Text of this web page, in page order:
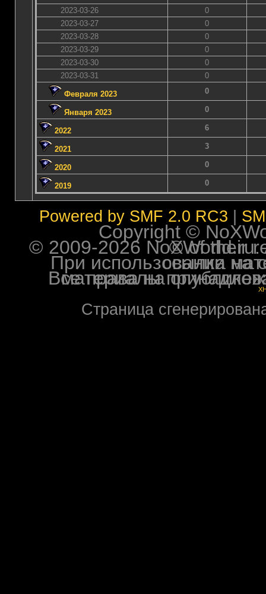
2023-03-26
0
2023-03-27
0
2023-03-28
0
2023-03-29
0
2023-03-30
0
2023-03-31
0
Февраля 2023 0
Января 2023 0
2022 6
2021 3
2020 0
2019 0
Powered by SMF 2.0 RC3
Copyright ©
© 2009-2026 NoXWorld.ru. All
При использовании
Все права на опубликованные на форуме
Страница